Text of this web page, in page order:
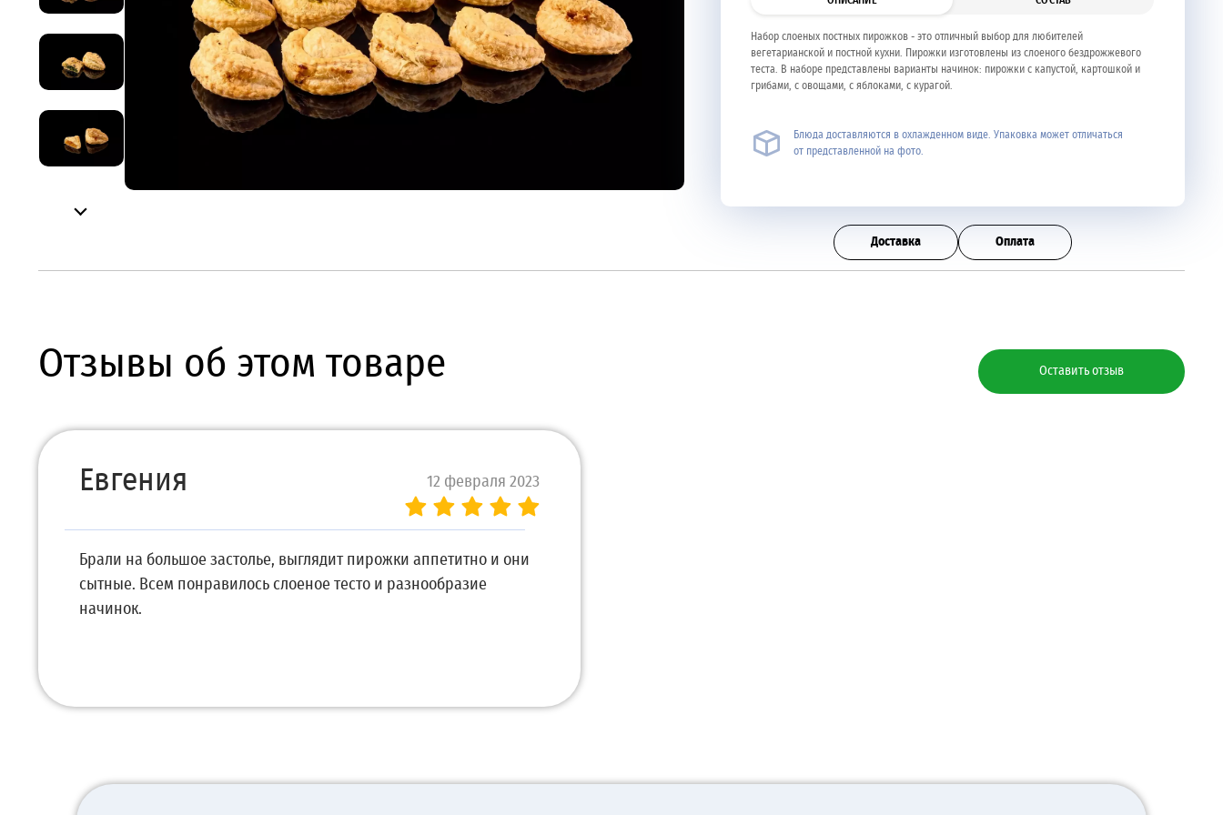
Набор слоеных постных пирожков - это отличный выбор для любителей
вегетарианской и постной кухни. Пирожки изготовлены из слоеного бездрожжевого
теста. В наборе представлены варианты начинок: пирожки с капустой, картошкой и
грибами, с овощами, с яблоками, с курагой.
Блюда доставляются в охлажденном виде. Упаковка может отличаться
от представленной на фото.
Доставка Оплата
Отзывы об этом товаре Оставить отзыв
Евгения 12 февраля 2023
Брали на большое застолье, выглядит пирожки аппетитно и они
сытные. Всем понравилось слоеное тесто и разнообразие
начинок.